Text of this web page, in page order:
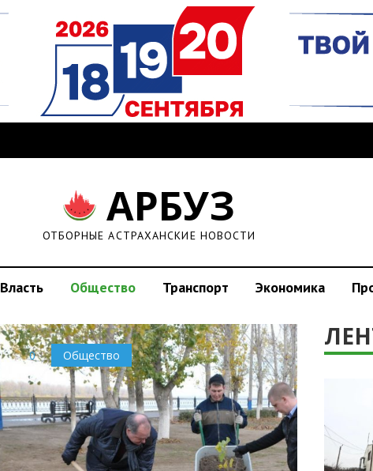
АРБУЗ
ОТБОРНЫЕ АСТРАХАНСКИЕ НОВОСТИ
Власть Общество Транспорт Экономика
0 Общество